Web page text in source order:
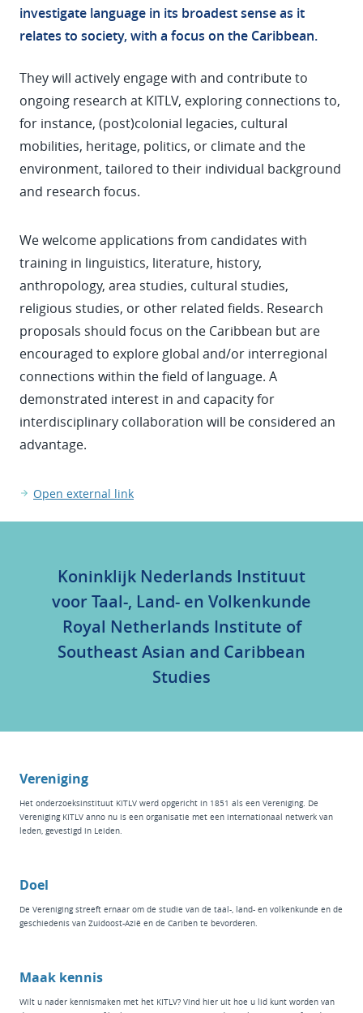
investigate language in its broadest sense as it
relates to society, with a focus on the Caribbean.
They will actively engage with and contribute to
ongoing research at KITLV, exploring connections to,
for instance, (post)colonial legacies, cultural
mobilities, heritage, politics, or climate and the
environment, tailored to their individual background
and research focus.
We welcome applications from candidates with
training in linguistics, literature, history,
anthropology, area studies, cultural studies,
religious studies, or other related fields. Research
proposals should focus on the Caribbean but are
encouraged to explore global and/or interregional
connections within the field of language. A
demonstrated interest in and capacity for
interdisciplinary collaboration will be considered an
advantage.
Open external link
Koninklijk Nederlands Instituut
voor Taal-, Land- en Volkenkunde
Royal Netherlands Institute of
Southeast Asian and Caribbean
Studies
Vereniging
Het onderzoeksinstituut KITLV werd opgericht in 1851 als een Vereniging. De
Vereniging KITLV anno nu is een organisatie met een internationaal netwerk van
leden, gevestigd in Leiden.
Doel
De Vereniging streeft ernaar om de studie van de taal-, land- en volkenkunde en de
geschiedenis van Zuidoost-Azië en de Cariben te bevorderen.
Maak kennis
Wilt u nader kennismaken met het KITLV? Vind hier uit hoe u lid kunt worden van